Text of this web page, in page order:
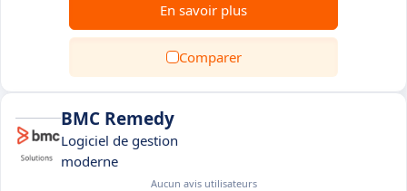
En savoir plus
Comparer
BMC Remedy
Logiciel de gestion
moderne
Aucun avis utilisateurs